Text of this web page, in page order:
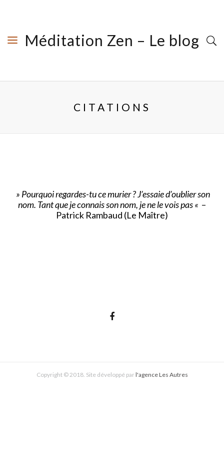
Méditation Zen – Le blog
CITATIONS
» Pourquoi regardes-tu ce murier ? J’essaie d’oublier son
nom. Tant que je connais son nom, je ne le vois pas « –
Patrick Rambaud (Le Maître)
Copyright © 2018. Site développé parl'agence Les Autres